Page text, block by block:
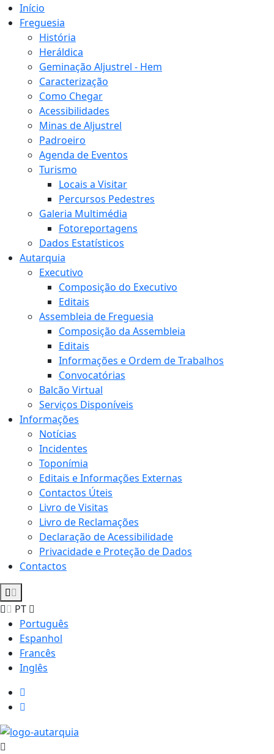
Início
Freguesia
História
Heráldica
Geminação Aljustrel - Hem
Caracterização
Como Chegar
Acessibilidades
Minas de Aljustrel
Padroeiro
Agenda de Eventos
Turismo
Locais a Visitar
Percursos Pedestres
Galeria Multimédia
Fotoreportagens
Dados Estatísticos
Autarquia
Executivo
Composição do Executivo
Editais
Assembleia de Freguesia
Composição da Assembleia
Editais
Informações e Ordem de Trabalhos
Convocatórias
Balcão Virtual
Serviços Disponíveis
Informações
Notícias
Incidentes
Toponímia
Editais e Informações Externas
Contactos Úteis
Livro de Visitas
Livro de Reclamações
Declaração de Acessibilidade
Privacidade e Proteção de Dados
Contactos
PT
Português
Espanhol
Francês
Inglês